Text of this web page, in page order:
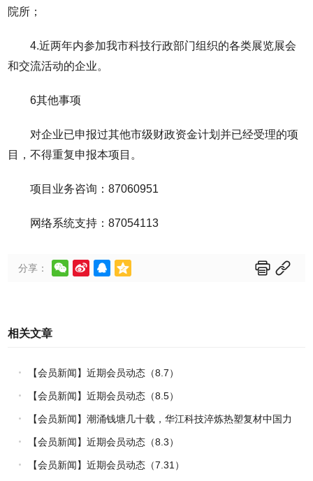
院所；
4.近两年内参加我市科技行政部门组织的各类展览展会
和交流活动的企业。
6其他事项
对企业已申报过其他市级财政资金计划并已经受理的项
目，不得重复申报本项目。
项目业务咨询：87060951
网络系统支持：87054113
分享：      
相关文章
【会员新闻】近期会员动态（8.7）
【会员新闻】近期会员动态（8.5）
【会员新闻】潮涌钱塘几十载，华江科技淬炼热塑复材中国力
量
【会员新闻】近期会员动态（8.3）
【会员新闻】近期会员动态（7.31）